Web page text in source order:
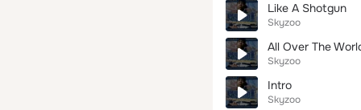
Like A Shotgun
Skyzoo
All Over The
Skyzoo
Intro
Skyzoo